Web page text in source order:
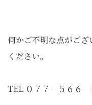
何かご不明な点がご
ください。
TEL ０７７－５６６－